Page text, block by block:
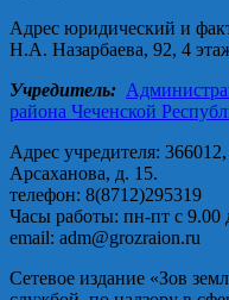
Адрес юридический и
Н.А. Назарбаева, 92, 4
Учредитель:
района Чеченской
Адрес учредителя:
Арсаханова, д. 15.
телефон: 8(8712)295319
Часы работы: пн-пт с 9.00
email: adm@grozraion.ru
Сетевое издание «Зов